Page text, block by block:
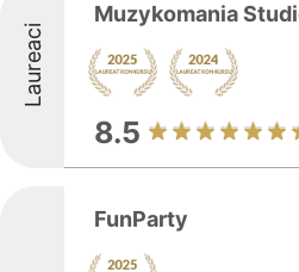
Laureaci
Muzykomania
8.5
FunParty